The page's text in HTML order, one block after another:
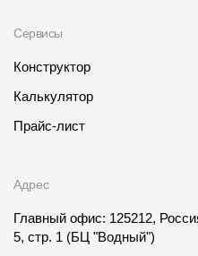
Сервисы
Конструктор
Калькулятор
Прайс-лист
Адрес
Главный офис: 125212,
5, стр. 1 (БЦ "Водный")